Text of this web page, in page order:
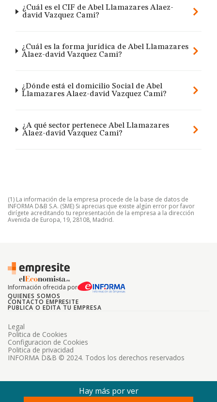
¿Cuál es el CIF de Abel Llamazares Alaez-
david Vazquez Cami?
¿Cuál es la forma jurídica de Abel Llamazares
Alaez-david Vazquez Cami?
¿Dónde está el domicilio Social de Abel
Llamazares Alaez-david Vazquez Cami?
¿A qué sector pertenece Abel Llamazares
Alaez-david Vazquez Cami?
(1) La información de la empresa procede de la base de datos de
INFORMA D&B S.A. (SME) Si aprecias que existe algún error por favor
dirígete acreditando tu representación de la empresa a la dirección
Avenida de Europa, 19, 28108, Madrid.
Información ofrecida por
QUIENES SOMOS
CONTACTO EMPRESITE
PUBLICA O EDITA TU EMPRESA
INFORMA D&B © 2024. Todos los derechos reservados
Legal
Politica de Cookies
Configuracion de Cookies
Politica de privacidad
Hay más por ver